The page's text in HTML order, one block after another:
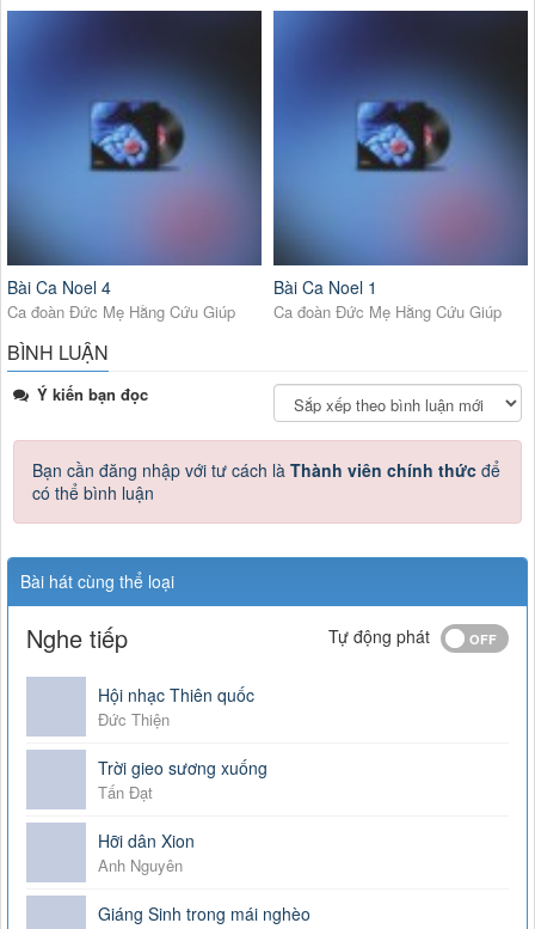
Bài Ca Noel 4
Ca đoàn Đức Mẹ Hằng Cứu Giúp
Bài Ca Noel 1
Ca đoàn Đức Mẹ Hằng Cứu Giúp
BÌNH LUẬN
Ý kiến bạn đọc
Bạn cần đăng nhập với tư cách là Thành viên chính thức để
có thể bình luận
Bài hát cùng thể loại
Nghe tiếp Tự động phát
Hội nhạc Thiên quốc
Đức Thiện
Trời gieo sương xuống
Tấn Đạt
Hỡi dân Xion
Anh Nguyên
Giáng Sinh trong mái nghèo